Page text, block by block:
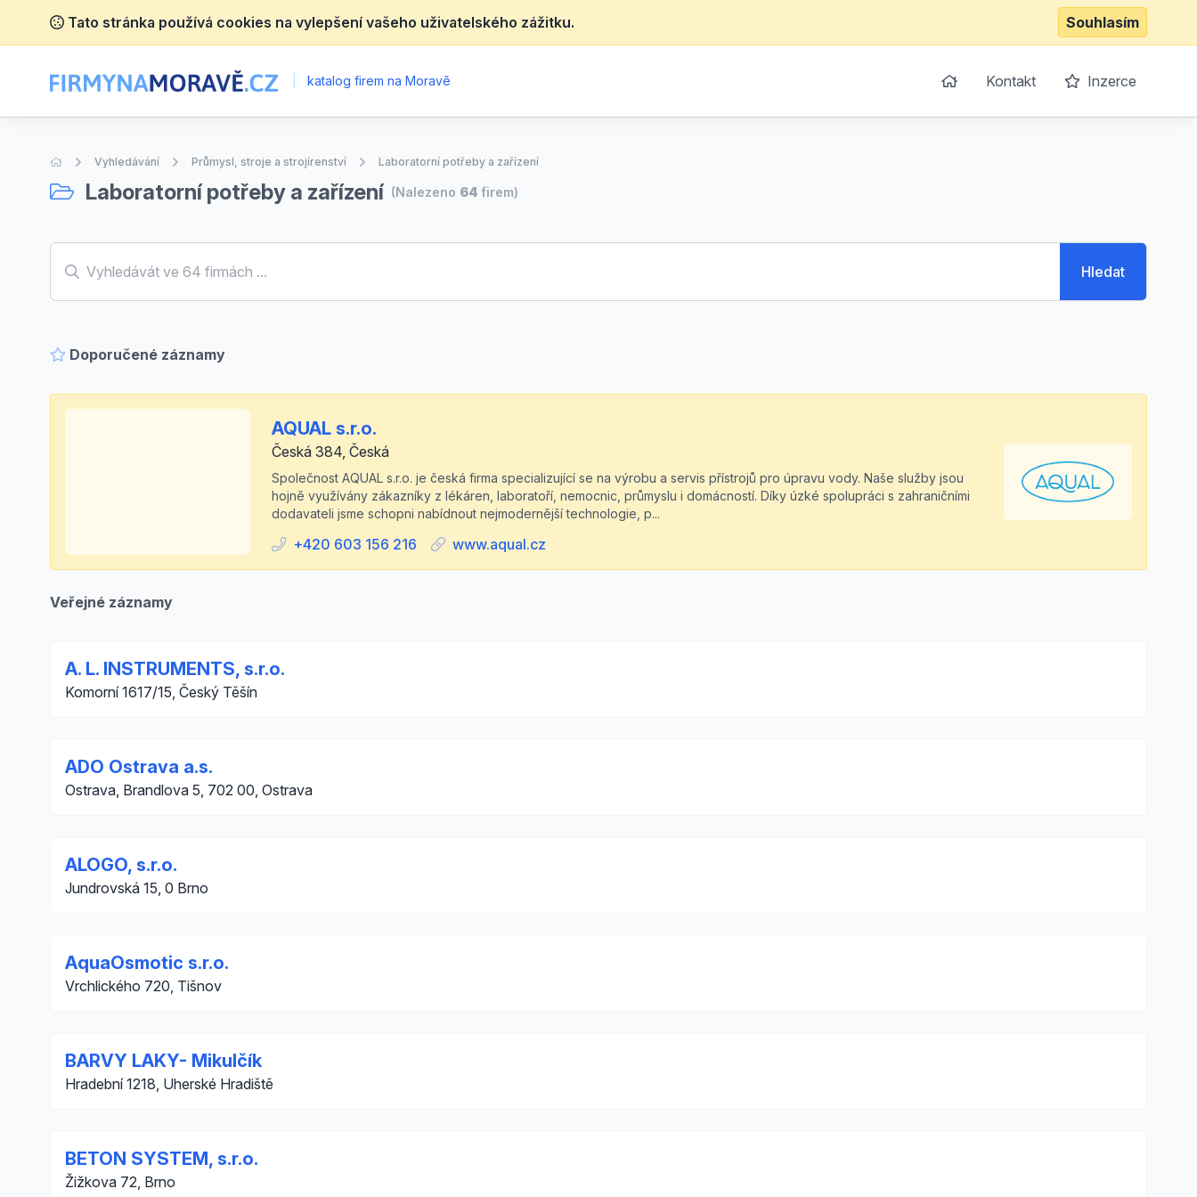
Tato stránka používá cookies na vylepšení vašeho uživatelského zážitku. Souhlasím
katalog firem na Moravě Kontakt Inzerce
Úvodní stránka
Vyhledávání Průmysl, stroje a strojírenství Laboratorní potřeby a zařízení
Laboratorní potřeby a zařízení (Nalezeno 64 firem)
Hledat
Doporučené záznamy
AQUAL s.r.o.
Česká 384, Česká
Společnost AQUAL s.r.o. je česká firma specializující se na výrobu a servis přístrojů pro úpravu vody. Naše služby jsou
hojně využívány zákazníky z lékáren, laboratoří, nemocnic, průmyslu i domácností. Díky úzké spolupráci s zahraničními
dodavateli jsme schopni nabídnout nejmodernější technologie, p...
+420 603 156 216 www.aqual.cz
Veřejné záznamy
A. L. INSTRUMENTS, s.r.o.
Komorní 1617/15, Český Těšín
ADO Ostrava a.s.
Ostrava, Brandlova 5, 702 00, Ostrava
ALOGO, s.r.o.
Jundrovská 15, 0 Brno
AquaOsmotic s.r.o.
Vrchlického 720, Tišnov
BARVY LAKY- Mikulčík
Hradební 1218, Uherské Hradiště
BETON SYSTEM, s.r.o.
Žižkova 72, Brno